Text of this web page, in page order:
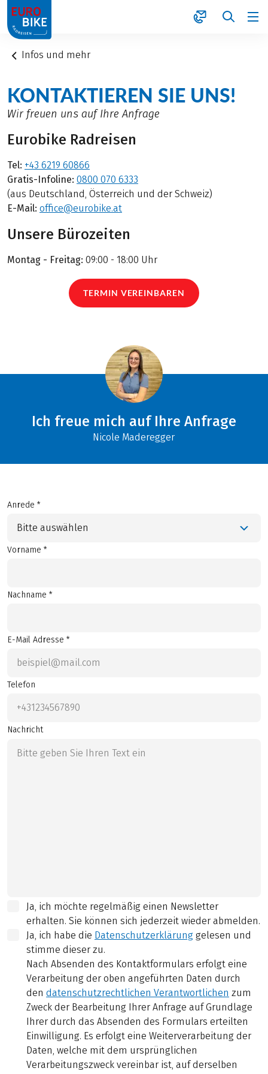
1
Infos und mehr
KONTAKTIEREN SIE UNS!
Wir freuen uns auf Ihre Anfrage
Eurobike Radreisen
Tel: +43 6219 60866
Gratis-Infoline: 0800 070 6333
(aus Deutschland, Österreich und der Schweiz)
E-Mail: office@eurobike.at
Unsere Bürozeiten
Montag - Freitag: 09:00 - 18:00 Uhr
TERMIN VEREINBAREN
Ich freue mich auf Ihre Anfrage
Nicole Maderegger
Anrede *
Bitte auswählen
Vorname *
Nachname *
E-Mail Adresse *
Telefon
Nachricht
Ja, ich möchte regelmäßig einen Newsletter
erhalten. Sie können sich jederzeit wieder abmelden.
Ja, ich habe die Datenschutzerklärung gelesen und
stimme dieser zu.
Nach Absenden des Kontaktformulars erfolgt eine
Verarbeitung der oben angeführten Daten durch
den datenschutzrechtlichen Verantwortlichen zum
Zweck der Bearbeitung Ihrer Anfrage auf Grundlage
Ihrer durch das Absenden des Formulars erteilten
Einwilligung. Es erfolgt eine Weiterverarbeitung der
Daten, welche mit dem ursprünglichen
Verarbeitungszweck vereinbar ist, auf derselben